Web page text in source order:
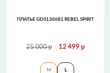
Rebel Spirit
ПЛАТЬЕ GDS130681 REBEL SPIRIT
25 000р 12 499 р
Платье
M L